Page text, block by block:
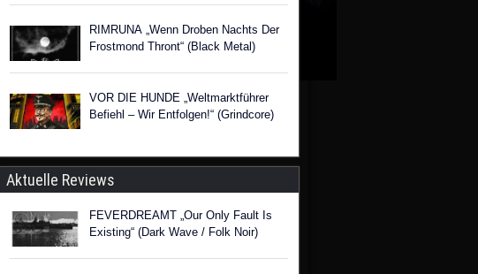
RIMRUNA „Wenn Droben Nachts Der
Frostmond Thront“ (Black Metal)
VOR DIE HUNDE „Weltmarktführer
Befiehl – Wir Entfolgen!“ (Grindcore)
Aktuelle Reviews
FEVERDREAMT „Our Only Fault Is
Existing“ (Dark Wave / Folk Noir)